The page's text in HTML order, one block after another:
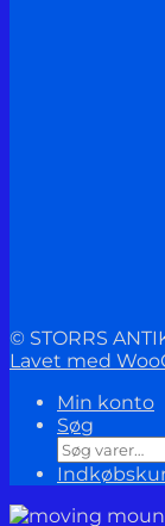
© STORRS
Lavet med
Min konto
Søg
Søg
efter: